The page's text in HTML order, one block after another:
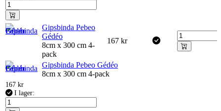
Gipsbinda Pebeo
Gédéo
8cm x 300 cm 4-
pack
167 kr
Gipsbinda Pebeo Gédéo
8cm x 300 cm 4-pack
167 kr
I lager: